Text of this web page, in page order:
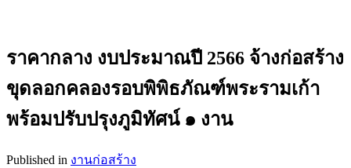
ราคากลาง งบประมาณปี 2566 จ้างก่อสร้าง
ขุดลอกคลองรอบพิพิธภัณฑ์พระรามเก้า
พร้อมปรับปรุงภูมิทัศน์ ๑ งาน
Published in งานก่อสร้าง